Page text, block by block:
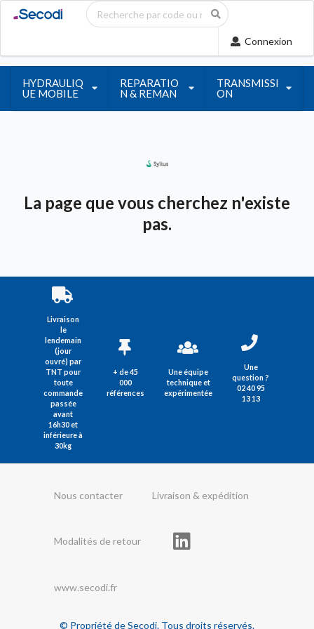
Connexion
HYDRAULIQ
UE MOBILE
REPARATIO
N & REMAN
TRANSMISSI
ON
La page que vous cherchez n'existe
pas.
Livraison
le
lendemain
(jour
ouvré) par
TNT pour
toute
commande
passée
avant
16h30 et
inférieure à
30kg
+ de 45
000
références
Une équipe
technique et
expérimentée
Une
question ?
02 40 95
13 13
Nous contacter Livraison & expédition
Modalités de retour
www.secodi.fr
© Propriété de Secodi. Tous droits réservés.